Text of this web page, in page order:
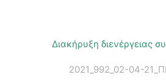
Διακήρυξη διενέργειας
2021_992_02-04-